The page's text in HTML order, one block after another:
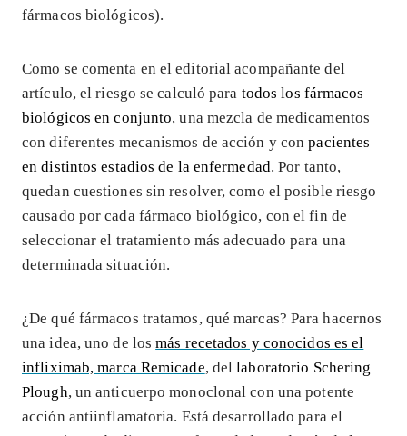
fármacos biológicos).
Como se comenta en el editorial acompañante del
artículo, el riesgo se calculó para todos los fármacos
biológicos en conjunto, una mezcla de medicamentos
con diferentes mecanismos de acción y conpacientes
en distintos estadios de la enfermedad. Por tanto,
quedan cuestiones sin resolver, como el posible riesgo
causado por cada fármaco biológico, con el fin de
seleccionar el tratamiento más adecuado para una
determinada situación.
¿De qué fármacos tratamos, qué marcas? Para hacernos
una idea, uno de losmás recetados y conocidos es el
infliximab, marca Remicade, dellaboratorio Schering
Plough, un anticuerpo monoclonal con una potente
acción antiinflamatoria. Está desarrollado para el